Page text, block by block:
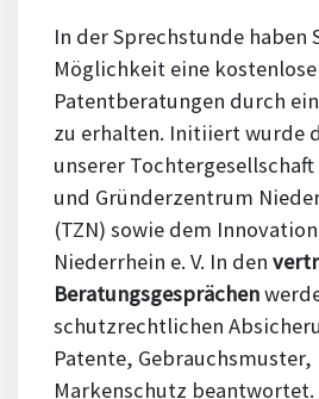
In der Sprechstunde haben
Möglichkeit eine
Patentberatungen durch
zu erhalten. Initiiert wurde
unserer
und Gründerzentrum
(TZN) sowie dem
Niederrhein e. V. In den
Beratungsgesprächen
schutzrechtlichen
Patente, Gebrauchsmuster,
Markenschutz beantwortet.